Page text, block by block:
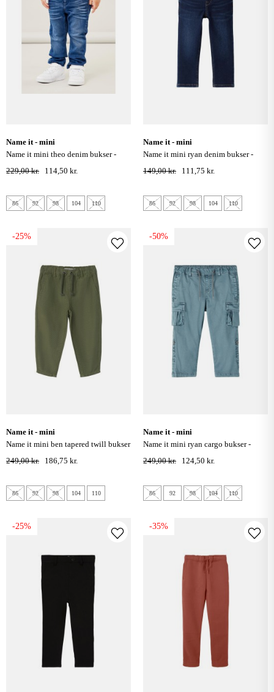
name it - mini
name it mini theo denim bukser -
dark blue denim
229,00 kr. 114,50 kr.
86 92 98 104 110
name it - mini
name it mini ryan denim bukser -
dark blue denim
149,00 kr. 111,75 kr.
86 92 98 104 110
-25%
name it - mini
name it mini ben tapered twill bukser
- four leaf clover
249,00 kr. 186,75 kr.
86 92 98 104 110
-50%
name it - mini
name it mini ryan cargo bukser -
stormy weather
249,00 kr. 124,50 kr.
86 92 98 104 110
-25% -35%